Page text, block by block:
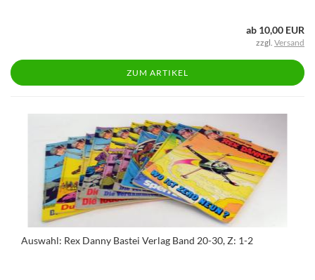
ab 10,00 EUR
zzgl. Versand
ZUM ARTIKEL
Auswahl: Rex Danny Bastei Verlag Band 20-30, Z: 1-2